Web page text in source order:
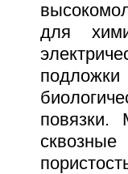
для
повязки.